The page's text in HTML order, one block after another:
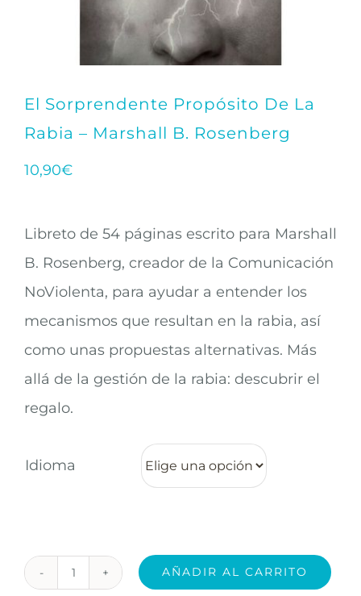
El Sorprendente Propósito De La
Rabia – Marshall B. Rosenberg
10,90€
Libreto de 54 páginas escrito para Marshall
B. Rosenberg, creador de la Comunicación
NoViolenta, para ayudar a entender los
mecanismos que resultan en la rabia, así
como unas propuestas alternativas. Más
allá de la gestión de la rabia: descubrir el
regalo.
Idioma
El
AÑADIR AL CARRITO